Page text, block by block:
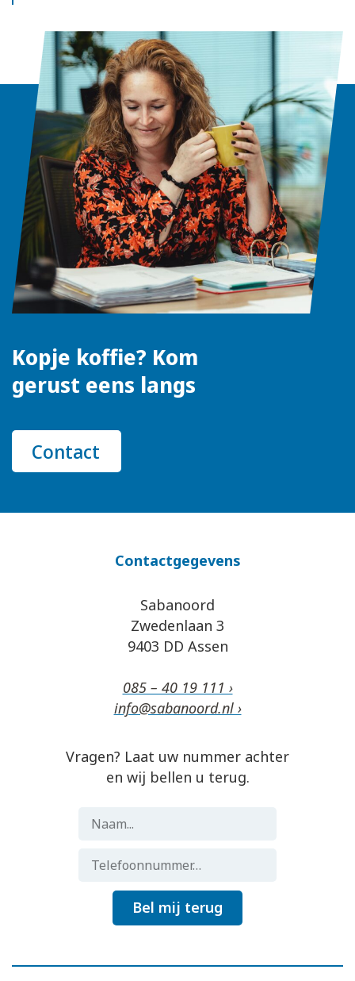
Kopje koffie? Kom
gerust eens langs
Contact
Contactgegevens
Sabanoord
Zwedenlaan 3
9403 DD Assen
085 – 40 19 111 ›
info@sabanoord.nl ›
Vragen? Laat uw nummer achter
en wij bellen u terug.
Bel mij terug